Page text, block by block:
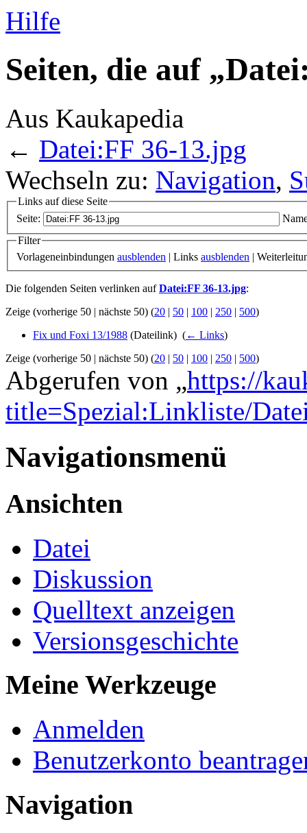
Hilfe
Seiten, die auf
Aus Kaukapedia
← Datei:FF 36-13.jpg
Wechseln zu: Navigation,
Links auf diese Seite
Seite:
Filter
Vorlageneinbindungen ausblenden | Links ausblenden |
Die folgenden Seiten verlinken aufDatei:FF 36-13.jpg:
Zeige (vorherige 50 | nächste 50) (20 | 50 | 100 | 250 | 500)
Fix und Foxi 13/1988 (Dateilink) ‎ (← Links)
Zeige (vorherige 50 | nächste 50) (20 | 50 | 100 | 250 | 500)
Abgerufen von „https://
title=Spezial:Linkliste/
Navigationsmenü
Ansichten
Datei
Diskussion
Quelltext anzeigen
Versionsgeschichte
Meine Werkzeuge
Anmelden
Benutzerkonto
Navigation